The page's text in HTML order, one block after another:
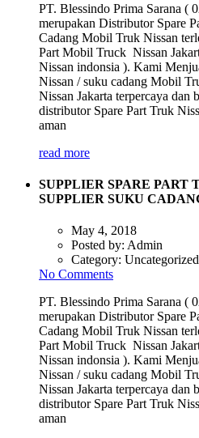
PT. Blessindo Prima Sarana (
merupakan Distributor Spare
Cadang Mobil Truk Nissan
Part Mobil Truck Nissan
Nissan indonsia ). Kami
Nissan / suku cadang Mobil
Nissan Jakarta terpercaya dan
distributor Spare Part Truk
aman
read more
SUPPLIER SPARE PART
SUPPLIER SUKU
May 4, 2018
Posted by: Admin
Category: Uncategorized
No Comments
PT. Blessindo Prima Sarana (
merupakan Distributor Spare
Cadang Mobil Truk Nissan
Part Mobil Truck Nissan
Nissan indonsia ). Kami
Nissan / suku cadang Mobil
Nissan Jakarta terpercaya dan
distributor Spare Part Truk
aman